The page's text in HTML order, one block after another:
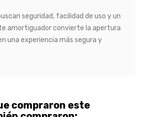
seguridad, facilidad de uso y un
amortiguador convierte la apertura
una experiencia más segura y
compraron este